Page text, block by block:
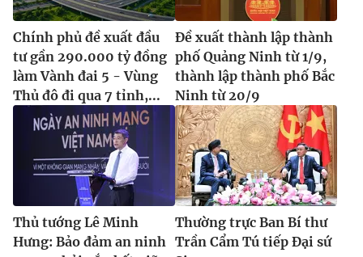
Chính phủ đề xuất đầu
tư gần 290.000 tỷ đồng
làm Vành đai 5 - Vùng
Thủ đô đi qua 7 tỉnh,...
Đề xuất thành lập thành
phố Quảng Ninh từ 1/9,
thành lập thành phố Bắc
Ninh từ 20/9
Thủ tướng Lê Minh
Hưng: Bảo đảm an ninh
Thường trực Ban Bí thư
Trần Cẩm Tú tiếp Đại sứ